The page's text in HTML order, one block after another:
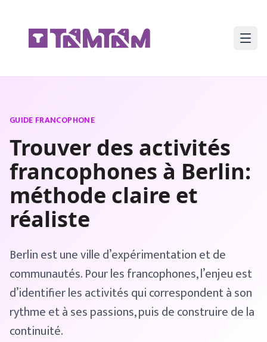
GUIDE FRANCOPHONE
Trouver des activités
francophones à Berlin:
méthode claire et
réaliste
Berlin est une ville d’expérimentation et de
communautés. Pour les francophones, l’enjeu est
d’identifier les activités qui correspondent à son
rythme et à ses passions, puis de construire de la
continuité.